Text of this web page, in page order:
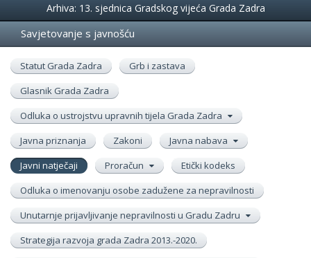
Događanja
Arhiva: 13. sjednica Gradskog vijeća Grada Zadra
Savjetovanje s javnošću
Statut Grada Zadra
Grb i zastava
Glasnik Grada Zadra
Odluka o ustrojstvu upravnih tijela Grada Zadra
Javna priznanja
Zakoni
Javna nabava
Javni natječaji
Proračun
Etički kodeks
Odluka o imenovanju osobe zadužene za nepravilnosti
Unutarnje prijavljivanje nepravilnosti u Gradu Zadru
Strategija razvoja grada Zadra 2013.-2020.